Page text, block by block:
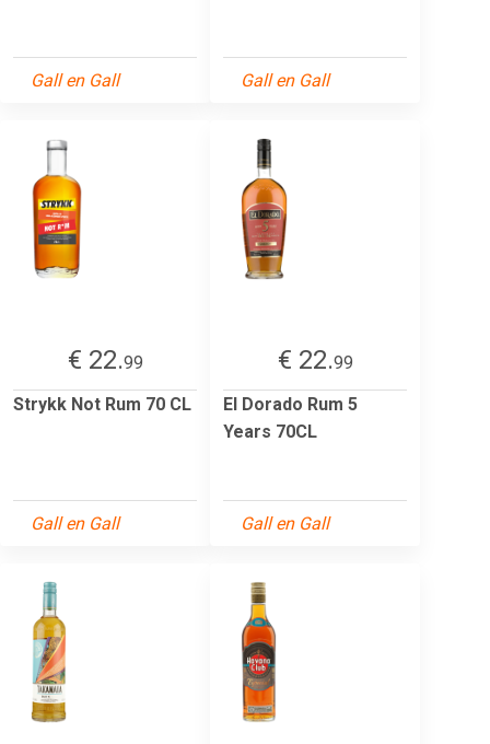
Gall en Gall Gall en Gall
€ 22.99
Strykk Not Rum 70 CL
Gall en Gall
€ 22.99
El Dorado Rum 5
Years 70CL
Gall en Gall